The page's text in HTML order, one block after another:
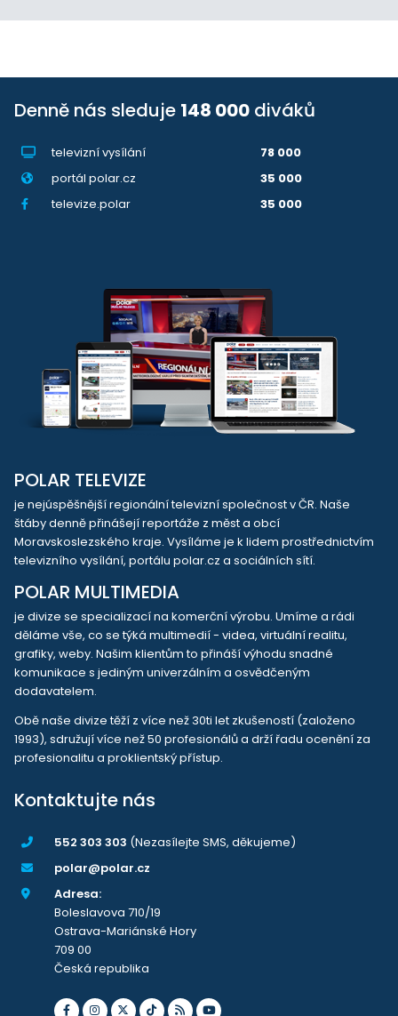
Denně nás sleduje 148 000 diváků
televizní vysílání
78 000
portál polar.cz
35 000
televize.polar
35 000
POLAR TELEVIZE
je nejúspěšnější regionální televizní společnost v ČR. Naše
štáby denně přinášejí reportáže z měst a obcí
Moravskoslezského kraje. Vysíláme je k lidem prostřednictvím
televizního vysílání, portálu polar.cz a sociálních sítí.
POLAR MULTIMEDIA
je divize se specializací na komerční výrobu. Umíme a rádi
děláme vše, co se týká multimedií - videa, virtuální realitu,
grafiky, weby. Našim klientům to přináší výhodu snadné
komunikace s jediným univerzálním a osvědčeným
dodavatelem.
Obě naše divize těží z více než 30ti let zkušeností (založeno
1993), sdružují více než 50 profesionálů a drží řadu ocenění za
profesionalitu a proklientský přístup.
Kontaktujte nás
552 303 303 (Nezasílejte SMS, děkujeme)
polar@polar.cz
Adresa:
Boleslavova 710/19
Ostrava-Mariánské Hory
709 00
Česká republika